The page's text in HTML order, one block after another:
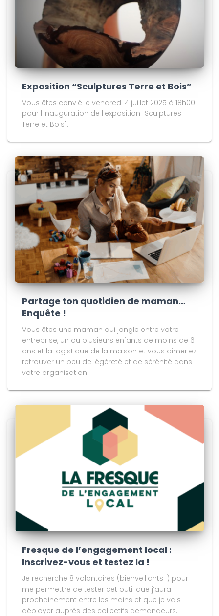
Exposition “Sculptures Terre et Bois”
Vous êtes convié le vendredi 4 juillet 2025 à 18h00
pour l'inauguration de l'exposition "Sculptures
Terre et Bois".
Partage ton quotidien de maman…
Enquête !
Vous êtes une maman qui jongle entre votre
entreprise, un ou plusieurs enfants de moins de 6
ans et la logistique de la maison et vous aimeriez
retrouver un peu de légèreté et de sérénité dans
votre organisation.
Fresque de l’engagement local :
Inscrivez-vous et testez la !
Je recherche 8 volontaires (bienveillants !) pour
me permettre de tester cet outil que j’aurai
prochainement entre les mains et que je vais
déployer auprès des collectifs demandeurs.